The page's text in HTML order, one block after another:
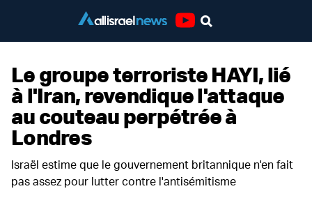
Le groupe terroriste HAYI, lié
à l'Iran, revendique l'attaque
au couteau perpétrée à
Londres
Israël estime que le gouvernement britannique n'en fait
pas assez pour lutter contre l'antisémitisme